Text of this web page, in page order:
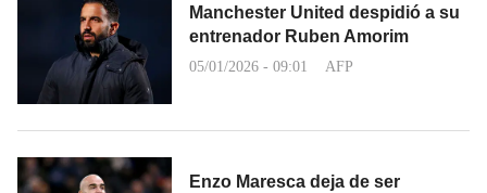
Manchester United despidió a su
entrenador Ruben Amorim
05/01/2026 - 09:01 AFP
Enzo Maresca deja de ser